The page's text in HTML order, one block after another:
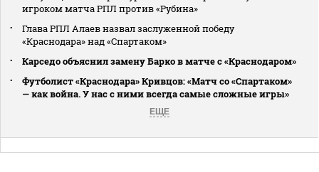
игроком матча РПЛ против «Рубина»
Глава РПЛ Алаев назвал заслуженной победу
«Краснодара» над «Спартаком»
Карседо объяснил замену Барко в матче с «Краснодаром»
Футболист «Краснодара» Кривцов: «Матч со «Спартаком»
— как война. У нас с ними всегда самые сложные игры»
ЕЩЕ